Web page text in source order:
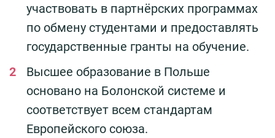
участвовать в партнёрских программах
по обмену студентами и предоставлять
государственные гранты на обучение.
Высшее образование в Польше
основано на Болонской системе и
соответствует всем стандартам
Европейского союза.